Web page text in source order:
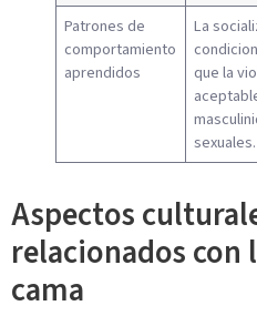
Patrones de
comportamiento
aprendidos
La
que la
sexuales.
Aspectos
relacionados con
cama